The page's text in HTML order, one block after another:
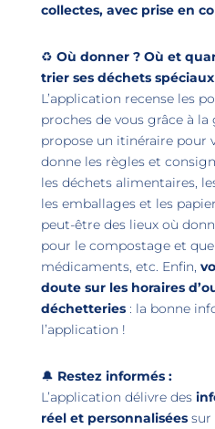
collectes, avec prise en
♻️ Où donner ? Où et
trier ses déchets
L’application recense les
proches de vous grâce à
propose un itinéraire pour
donne les règles et
les déchets alimentaires,
les emballages et les
peut-être des lieux où
pour le compostage et
médicaments, etc. Enfin,
doute sur les horaires
déchetteries : la bonne
l’application !
🔔 Restez informés :
L’application délivre des
réel et personnalisées sur